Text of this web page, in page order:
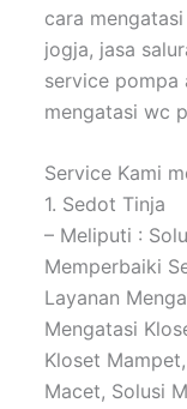
cara
jogja, jasa
service pompa
mengatasi wc
Service Kami
1. Sedot Tinja
– Meliputi :
Memperbaiki
Layanan
Mengatasi
Kloset
Macet, Solusi